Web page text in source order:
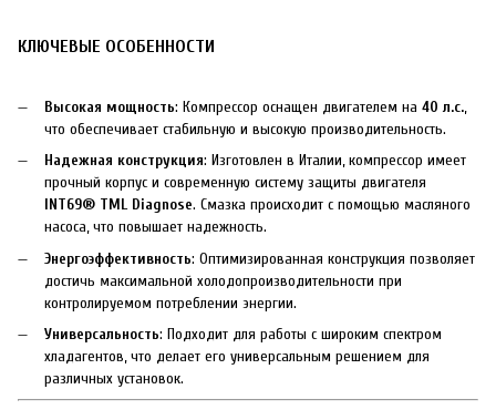
КЛЮЧЕВЫЕ ОСОБЕННОСТИ
Высокая мощность: Компрессор оснащен двигателем на 40 л.с.,
что обеспечивает стабильную и высокую производительность.
Надежная конструкция: Изготовлен в Италии, компрессор имеет
прочный корпус и современную систему защиты двигателя
INT69® TML Diagnose. Смазка происходит с помощью масляного
насоса, что повышает надежность.
Энергоэффективность: Оптимизированная конструкция позволяет
достичь максимальной холодопроизводительности при
контролируемом потреблении энергии.
Универсальность: Подходит для работы с широким спектром
хладагентов, что делает его универсальным решением для
различных установок.